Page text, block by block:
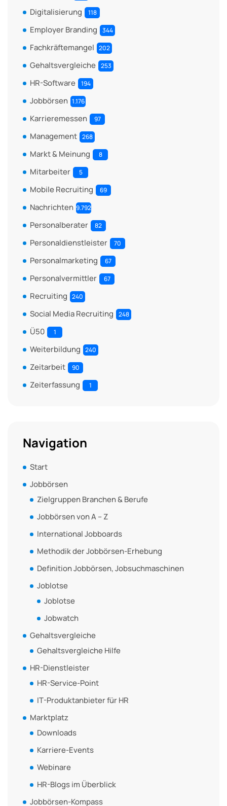
Digitalisierung 118
Employer Branding 344
Fachkräftemangel 202
Gehaltsvergleiche 253
HR-Software 194
Jobbörsen 1.176
Karrieremessen 97
Management 268
Markt & Meinung 8
Mitarbeiter 5
Mobile Recruiting 69
Nachrichten 9.792
Personalberater 82
Personaldienstleister 70
Personalmarketing 67
Personalvermittler 67
Recruiting 240
Social Media Recruiting 248
Ü50 1
Weiterbildung 240
Zeitarbeit 90
Zeiterfassung 1
Navigation
Start
Jobbörsen
Zielgruppen Branchen & Berufe
Jobbörsen von A – Z
International Jobboards
Methodik der Jobbörsen-Erhebung
Definition Jobbörsen, Jobsuchmaschinen
Joblotse
Joblotse
Jobwatch
Gehaltsvergleiche
Gehaltsvergleiche Hilfe
HR-Dienstleister
HR-Service-Point
IT-Produktanbieter für HR
Marktplatz
Downloads
Karriere-Events
Webinare
HR-Blogs im Überblick
Jobbörsen-Kompass